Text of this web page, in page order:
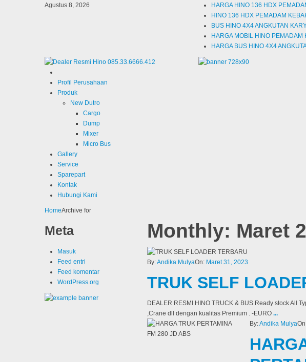
Agustus 8, 2026
HARGA HINO 136 HDX
HINO 136 HDX PEMADAM
BUS HINO 4X4 ANGKUTAN
HARGA MOBIL HINO PEMADAM
HARGA BUS HINO 4X4
Profil Perusahaan
Produk
New Dutro
Cargo
Dump
Mixer
Micro Bus
Gallery
Service
Sparepart
Kontak
Hubungi Kami
HomeArchive for
Meta
Masuk
Feed entri
Feed komentar
WordPress.org
Monthly: Maret
By:Andika MulyaOn: Maret 31, 2023
TRUK SELF
DEALER RESMI HINO TRUCK & BUS Ready stock All
,Crane dll dengan kualitas Premium . -EURO ...
By:Andika Mulya